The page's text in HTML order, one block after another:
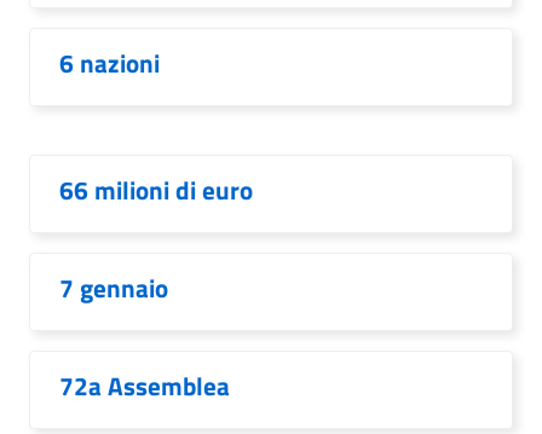
6 nazioni
66 milioni di euro
7 gennaio
72a Assemblea